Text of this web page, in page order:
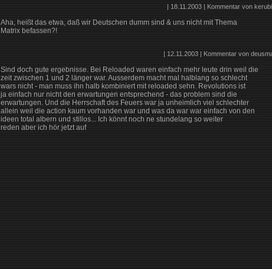
| 18.11.2003 | Kommentar von
Aha, heißt das etwa, daß wir Deutschen dumm sind & uns nicht mit Thema
Matrix befassen?!
| 12.11.2003 | Kommentar von
Sind doch gute ergebnisse. Bei Reloaded waren einfach mehr leute drin weil die
zeit zwischen 1 und 2 länger war. Ausserdem macht mal halblang so schlecht
wars nicht - man muss ihn halb kombiniert mit reloaded sehn. Revolutions ist
ja einfach nur nicht den erwartungen entsprechend - das problem sind die
erwartungen. Und die Herrschaft des Feuers war ja unheimlich viel schlechter
allein weil die action kaum vorhanden war und was da war war einfach von den
ideen total albern und stillos... Ich könnt noch ne stundelang so weiter
reden aber ich hör jetzt auf